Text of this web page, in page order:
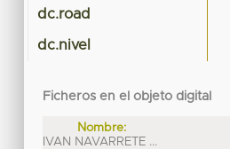
dc.road
dc.nivel
Ficheros en el objeto digital
Nombre:
IVAN NAVARRETE ...